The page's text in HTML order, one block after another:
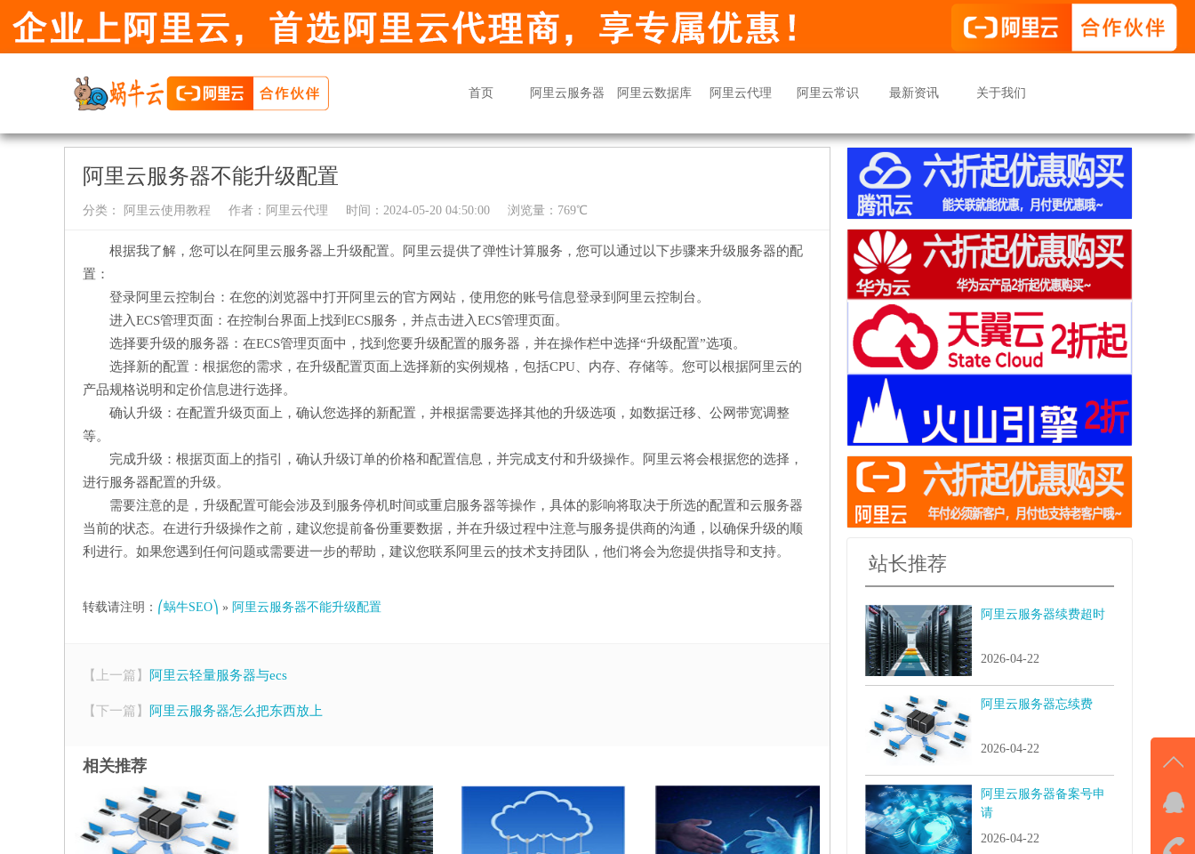
首页 阿里云服务器 阿里云数据库 阿里云代理 阿里云常识 最新资讯 关于我们
阿里云服务器不能升级配置
分类： 阿里云使用教程 作者： 阿里云代理 时间：2024-05-20 04:50:00 浏览量：769℃
根据我了解，您可以在阿里云服务器上升级配置。阿里云提供了弹性计算服务，您可以通过以下步骤来升级服务器的配
置：
登录阿里云控制台：在您的浏览器中打开阿里云的官方网站，使用您的账号信息登录到阿里云控制台。
进入ECS管理页面：在控制台界面上找到ECS服务，并点击进入ECS管理页面。
选择要升级的服务器：在ECS管理页面中，找到您要升级配置的服务器，并在操作栏中选择“升级配置”选项。
选择新的配置：根据您的需求，在升级配置页面上选择新的实例规格，包括CPU、内存、存储等。您可以根据阿里云的
产品规格说明和定价信息进行选择。
确认升级：在配置升级页面上，确认您选择的新配置，并根据需要选择其他的升级选项，如数据迁移、公网带宽调整
等。
完成升级：根据页面上的指引，确认升级订单的价格和配置信息，并完成支付和升级操作。阿里云将会根据您的选择，
进行服务器配置的升级。
需要注意的是，升级配置可能会涉及到服务停机时间或重启服务器等操作，具体的影响将取决于所选的配置和云服务器
当前的状态。在进行升级操作之前，建议您提前备份重要数据，并在升级过程中注意与服务提供商的沟通，以确保升级的顺
利进行。如果您遇到任何问题或需要进一步的帮助，建议您联系阿里云的技术支持团队，他们将会为您提供指导和支持。
转载请注明： ⎛蜗牛SEO⎞ » 阿里云服务器不能升级配置
【上一篇】 阿里云轻量服务器与ecs
【下一篇】 阿里云服务器怎么把东西放上
相关推荐
站长推荐
阿里云服务器续费超时
2026-04-22
阿里云服务器忘续费
2026-04-22
阿里云服务器备案号申
请
2026-04-22
QQ
击